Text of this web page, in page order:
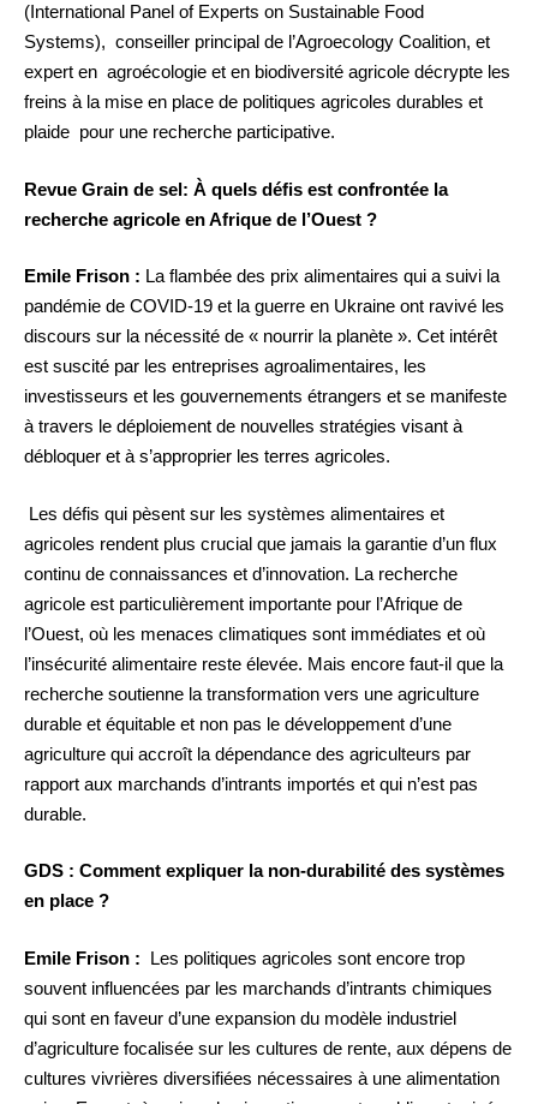
(International Panel of Experts on Sustainable Food
Systems), conseiller principal de l’Agroecology Coalition, et
expert en agroécologie et en biodiversité agricole décrypte les
freins à la mise en place de politiques agricoles durables et
plaide pour une recherche participative.
Revue Grain de sel: À quels défis est confrontée la
recherche agricole en Afrique de l’Ouest ?
Emile Frison : La flambée des prix alimentaires qui a suivi la
pandémie de COVID-19 et la guerre en Ukraine ont ravivé les
discours sur la nécessité de « nourrir la planète ». Cet intérêt
est suscité par les entreprises agroalimentaires, les
investisseurs et les gouvernements étrangers et se manifeste
à travers le déploiement de nouvelles stratégies visant à
débloquer et à s’approprier les terres agricoles.
Les défis qui pèsent sur les systèmes alimentaires et
agricoles rendent plus crucial que jamais la garantie d’un flux
continu de connaissances et d’innovation. La recherche
agricole est particulièrement importante pour l’Afrique de
l’Ouest, où les menaces climatiques sont immédiates et où
l’insécurité alimentaire reste élevée. Mais encore faut-il que la
recherche soutienne la transformation vers une agriculture
durable et équitable et non pas le développement d’une
agriculture qui accroît la dépendance des agriculteurs par
rapport aux marchands d’intrants importés et qui n’est pas
durable.
GDS : Comment expliquer la non-durabilité des systèmes
en place ?
Emile Frison : Les politiques agricoles sont encore trop
souvent influencées par les marchands d’intrants chimiques
qui sont en faveur d’une expansion du modèle industriel
d’agriculture focalisée sur les cultures de rente, aux dépens de
cultures vivrières diversifiées nécessaires à une alimentation